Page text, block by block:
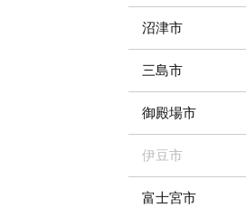
沼津市
三島市
御殿場市
伊豆市
富士宮市